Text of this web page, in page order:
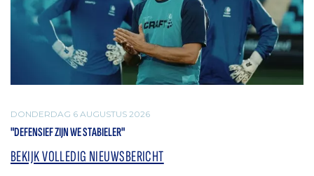
DONDERDAG 6 AUGUSTUS 2026
"DEFENSIEF ZIJN WE STABIELER"
BEKIJK VOLLEDIG NIEUWSBERICHT